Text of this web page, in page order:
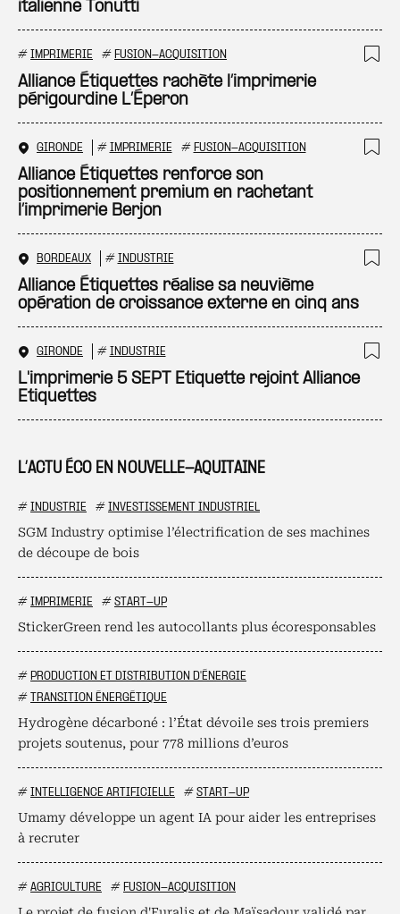
L’ACTU ÉCO EN NOUVELLE-AQUITAINE
# INDUSTRIE # INVESTISSEMENT INDUSTRIEL
SGM Industry optimise l’électrification de ses machines
de découpe de bois
# IMPRIMERIE # START-UP
StickerGreen rend les autocollants plus écoresponsables
# PRODUCTION ET DISTRIBUTION D'ÉNERGIE
# TRANSITION ÉNERGÉTIQUE
Hydrogène décarboné : l’État dévoile ses trois premiers
projets soutenus, pour 778 millions d’euros
# INTELLIGENCE ARTIFICIELLE # START-UP
Umamy développe un agent IA pour aider les entreprises
à recruter
# AGRICULTURE # FUSION-ACQUISITION
italienne Tonutti
# IMPRIMERIE # FUSION-ACQUISITION
Alliance Étiquettes rachète l’imprimerie
périgourdine L’Éperon
GIRONDE # IMPRIMERIE # FUSION-ACQUISITION
Alliance Étiquettes renforce son
positionnement premium en rachetant
l’imprimerie Berjon
BORDEAUX # INDUSTRIE
Alliance Étiquettes réalise sa neuvième
opération de croissance externe en cinq ans
GIRONDE # INDUSTRIE
L'imprimerie 5 SEPT Etiquette rejoint Alliance
Etiquettes